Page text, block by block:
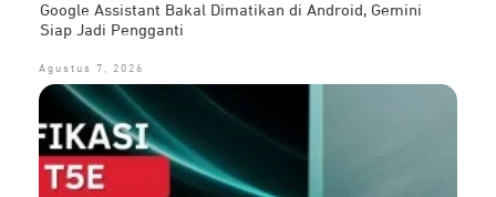
Google Assistant Bakal Dimatikan di Android, Gemini
Siap Jadi Pengganti
Agustus 7, 2026